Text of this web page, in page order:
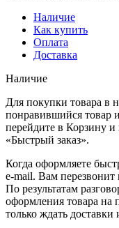
Наличие
Как купить
Оплата
Доставка
Наличие
Для покупки товара в
понравившийся товар
перейдите в Корзину
«Быстрый заказ».
Когда оформляете
e-mail. Вам перезвонит
По результатам
оформления товара на
только ждать доставки